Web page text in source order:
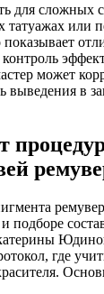
для сложных
татуажах или
может
выведения в
подборе
где